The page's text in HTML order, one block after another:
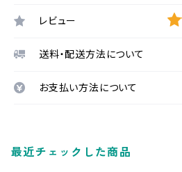
レビュー
送料・配送方法について
お支払い方法について
最近チェックした商品